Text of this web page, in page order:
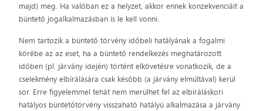
majd) meg. Ha valóban ez a helyzet, akkor ennek konzekvenciáit a
büntető jogalkalmazásban is le kell vonni.
Nem tartozik a büntető törvény időbeli hatályának a fogalmi
körébe az az eset, ha a büntető rendelkezés meghatározott
időben (pl. járvány idején) történt elkövetésre vonatkozik, de a
cselekmény elbírálására csak később (a járvány elmúltával) kerül
sor. Erre figyelemmel tehát nem merülhet fel az elbíráláskori
hatályos büntetőtörvény visszaható hatályú alkalmazása a járvány